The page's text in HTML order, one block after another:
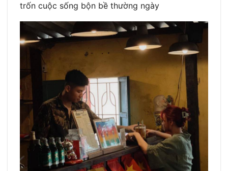
trốn cuộc sống bộn bề thường ngày